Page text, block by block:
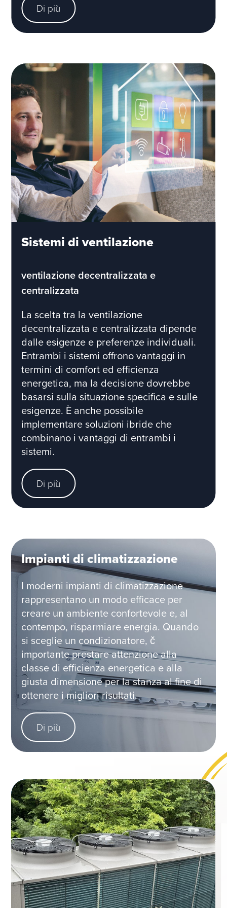
Di più
Sistemi di ventilazione
ventilazione decentralizzata e
centralizzata
La scelta tra la ventilazione
decentralizzata e centralizzata dipende
dalle esigenze e preferenze individuali.
Entrambi i sistemi offrono vantaggi in
termini di comfort ed efficienza
energetica, ma la decisione dovrebbe
basarsi sulla situazione specifica e sulle
esigenze. È anche possibile
implementare soluzioni ibride che
combinano i vantaggi di entrambi i
sistemi.
Di più
Impianti di climatizzazione
I moderni impianti di climatizzazione
rappresentano un modo efficace per
creare un ambiente confortevole e, al
contempo, risparmiare energia. Quando
si sceglie un condizionatore, č
importante prestare attenzione alla
classe di efficienza energetica e alla
giusta dimensione per la stanza al fine di
ottenere i migliori risultati.
Di più